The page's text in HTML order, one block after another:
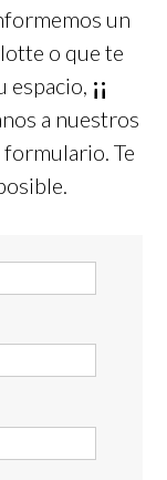
un
o que te
espacio, ¡¡
a nuestros
Te